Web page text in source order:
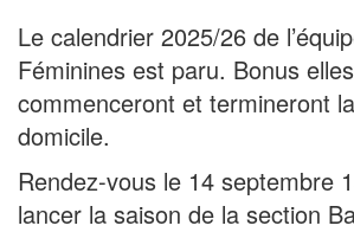
Le calendrier 2025/26 de
Féminines est paru. Bonus elles
commenceront et termineront
domicile.
Rendez-vous le 14 septembre
lancer la saison de la section